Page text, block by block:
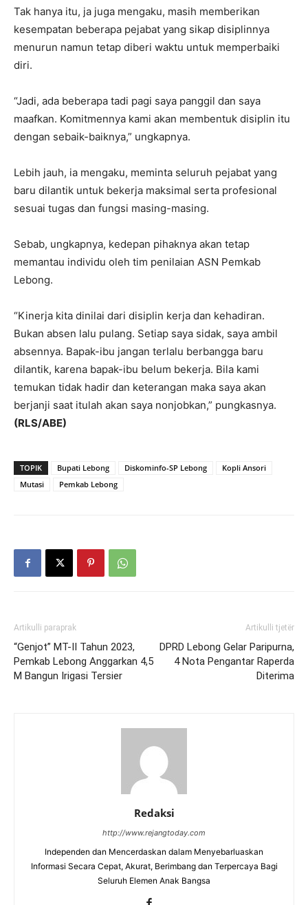
Tak hanya itu, ja juga mengaku, masih memberikan
kesempatan beberapa pejabat yang sikap disiplinnya
menurun namun tetap diberi waktu untuk memperbaiki
diri.
“Jadi, ada beberapa tadi pagi saya panggil dan saya
maafkan. Komitmennya kami akan membentuk disiplin itu
dengan sebaik-baiknya,” ungkapnya.
Lebih jauh, ia mengaku, meminta seluruh pejabat yang
baru dilantik untuk bekerja maksimal serta profesional
sesuai tugas dan fungsi masing-masing.
Sebab, ungkapnya, kedepan pihaknya akan tetap
memantau individu oleh tim penilaian ASN Pemkab
Lebong.
“Kinerja kita dinilai dari disiplin kerja dan kehadiran.
Bukan absen lalu pulang. Setiap saya sidak, saya ambil
absennya. Bapak-ibu jangan terlalu berbangga baru
dilantik, karena bapak-ibu belum bekerja. Bila kami
temukan tidak hadir dan keterangan maka saya akan
berjanji saat itulah akan saya nonjobkan,” pungkasnya.
(RLS/ABE)
TOPIK Bupati Lebong Diskominfo-SP Lebong
Kopli Ansori
Mutasi
Pemkab Lebong
Artikulli paraprak
“Genjot” MT-II Tahun 2023,
Pemkab Lebong Anggarkan 4,5
M Bangun Irigasi Tersier
Artikulli tjetër
DPRD Lebong Gelar Paripurna,
4 Nota Pengantar Raperda
Diterima
Redaksi
http://www.rejangtoday.com
Independen dan Mencerdaskan dalam Menyebarluaskan
Informasi Secara Cepat, Akurat, Berimbang dan Terpercaya Bagi
Seluruh Elemen Anak Bangsa